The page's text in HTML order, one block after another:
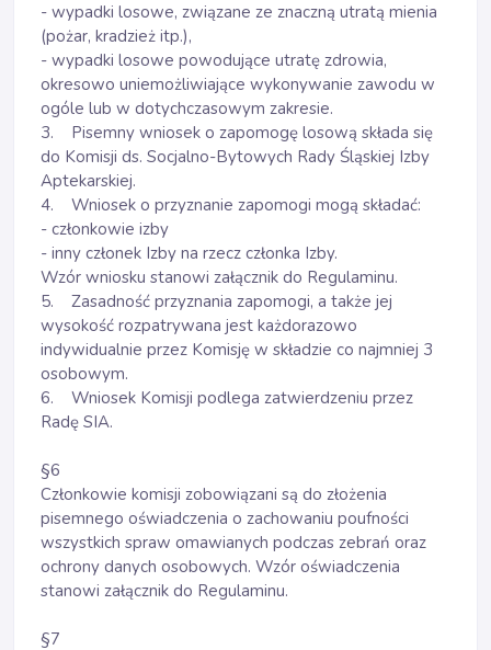
- wypadki losowe, związane ze znaczną utratą mienia
(pożar, kradzież itp.),
- wypadki losowe powodujące utratę zdrowia,
okresowo uniemożliwiające wykonywanie zawodu w
ogóle lub w dotychczasowym zakresie.
3. Pisemny wniosek o zapomogę losową składa się
do Komisji ds. Socjalno-Bytowych Rady Śląskiej Izby
Aptekarskiej.
4. Wniosek o przyznanie zapomogi mogą składać:
- członkowie izby
- inny członek Izby na rzecz członka Izby.
Wzór wniosku stanowi załącznik do Regulaminu.
5. Zasadność przyznania zapomogi, a także jej
wysokość rozpatrywana jest każdorazowo
indywidualnie przez Komisję w składzie co najmniej 3
osobowym.
6. Wniosek Komisji podlega zatwierdzeniu przez
Radę SIA.
§6
Członkowie komisji zobowiązani są do złożenia
pisemnego oświadczenia o zachowaniu poufności
wszystkich spraw omawianych podczas zebrań oraz
ochrony danych osobowych. Wzór oświadczenia
stanowi załącznik do Regulaminu.
§7